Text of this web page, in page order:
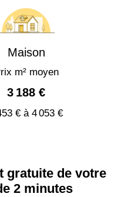
Maison
m² moyen
3 188 €
€ à 4 053 €
gratuite de votre
2 minutes